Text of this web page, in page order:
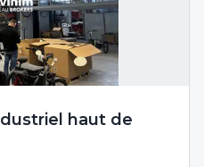
haut de